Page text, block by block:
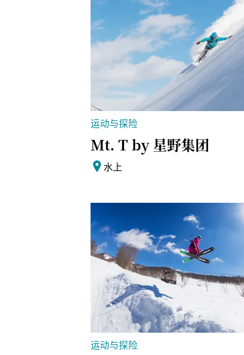
运动与探险
Mt. T by 星野集团
水上
运动与探险